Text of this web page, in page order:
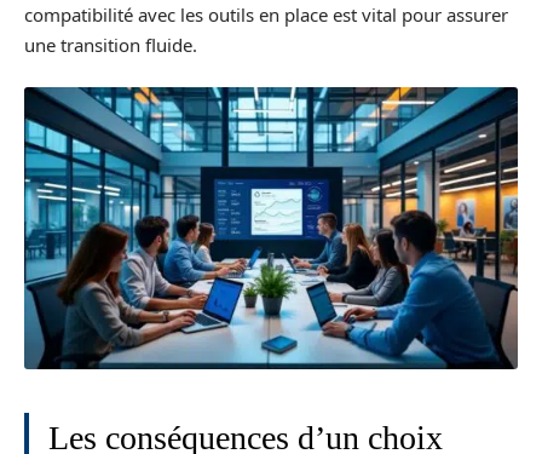
compatibilité avec les outils en place est vital pour assurer
une transition fluide.
Les conséquences d’un choix